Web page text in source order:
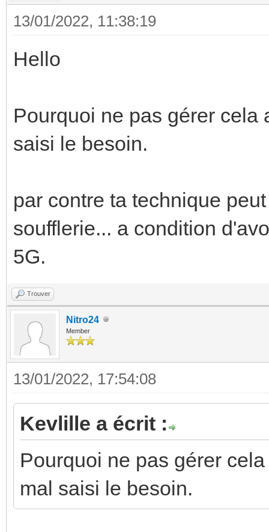
13/01/2022, 11:38:19
Hello
Pourquoi ne pas gérer cela
saisi le besoin.
par contre ta technique
soufflerie... a condition
5G.
Trouver
Nitro24
Member
13/01/2022, 17:54:08
Kevlille a écrit :
Pourquoi ne pas gérer
mal saisi le besoin.